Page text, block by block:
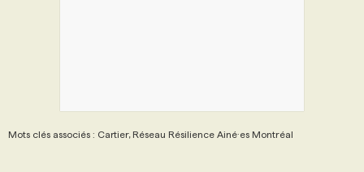
Mots clés associés : Cartier, Réseau Résilience Ainé·es Montréal